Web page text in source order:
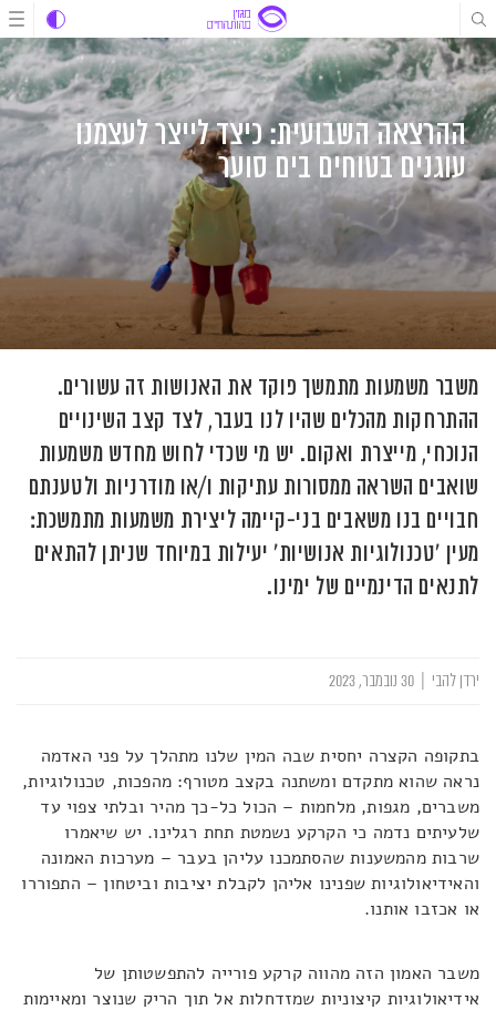
דלג
לתוכן
דלג
לתוכן
דלג
לניווט
ההרצאה השבועית: כיצד לייצר לעצמנו
עוגנים בטוחים בים סוער
משבר משמעות מתמשך פוקד את האנושות זה עשורים.
ההתרחקות מהכלים שהיו לנו בעבר, לצד קצב השינויים
הנוכחי, מייצרת ואקום. יש מי שכדי לחוש מחדש משמעות
שואבים השראה ממסורות עתיקות ו/או מודרניות ולטענתם
חבויים בנו משאבים בני-קיימה ליצירת משמעות מתמשכת:
מעין 'טכנולוגיות אנושיות' יעילות במיוחד שניתן להתאים
לתנאים הדינמיים של ימינו.
ירדן להבי
בתקופה הקצרה יחסית שבה המין שלנו מתהלך על פני האדמה
נראה שהוא מתקדם ומשתנה בקצב מטורף: מהפכות, טכנולוגיות,
משברים, מגפות, מלחמות – הכול כל-כך מהיר ובלתי צפוי עד
שלעיתים נדמה כי הקרקע נשמטת תחת רגלינו. יש שיאמרו
שרבות מהמשענות שהסתמכנו עליהן בעבר – מערכות האמונה
והאידיאולוגיות שפנינו אליהן לקבלת יציבות וביטחון – התפוררו
או אכזבו אותנו.
משבר האמון הזה מהווה קרקע פורייה להתפשטותן של
אידיאולוגיות קיצוניות שמזדחלות אל תוך הריק שנוצר ומאיימות